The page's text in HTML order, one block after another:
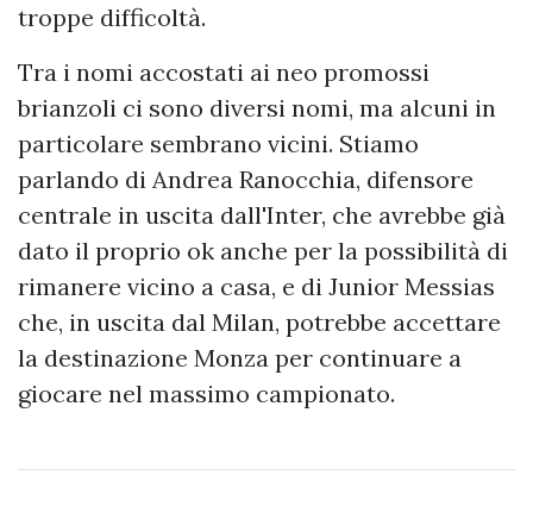
troppe difficoltà.
Tra i nomi accostati ai neo promossi
brianzoli ci sono diversi nomi, ma alcuni in
particolare sembrano vicini. Stiamo
parlando di Andrea Ranocchia, difensore
centrale in uscita dall'Inter, che avrebbe già
dato il proprio ok anche per la possibilità di
rimanere vicino a casa, e di Junior Messias
che, in uscita dal Milan, potrebbe accettare
la destinazione Monza per continuare a
giocare nel massimo campionato.